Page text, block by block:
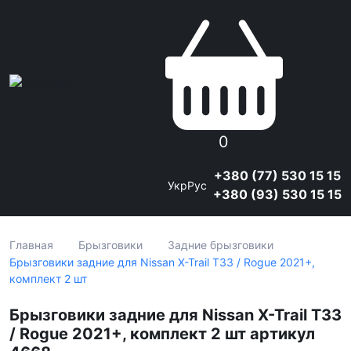
0
УкрРус
+380 (77) 530 15 15
+380 (93) 530 15 15
Главная Брызговики
Задние брызговики
Брызговики задние для Nissan X-Trail T33 / Rogue 2021+,
комплект 2 шт
Брызговики задние для Nissan X-Trail T33
/ Rogue 2021+, комплект 2 шт артикул